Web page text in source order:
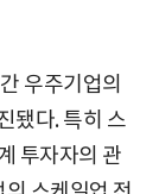
우주기업의
됐다. 특히 스
투자자의 관